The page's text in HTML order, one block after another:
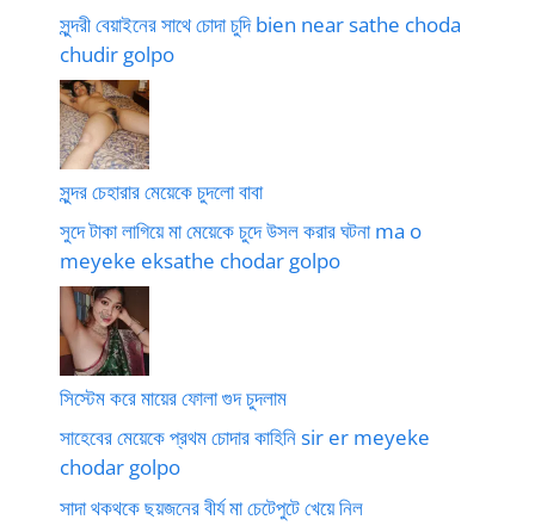
সুন্দরী বেয়াইনের সাথে চোদা চুদি bien near sathe choda
chudir golpo
সুন্দর চেহারার মেয়েকে চুদলো বাবা
সুদে টাকা লাগিয়ে মা মেয়েকে চুদে উসল করার ঘটনা ma o
meyeke eksathe chodar golpo
সিস্টেম করে মায়ের ফোলা গুদ চুদলাম
সাহেবের মেয়েকে প্রথম চোদার কাহিনি sir er meyeke
chodar golpo
সাদা থকথকে ছয়জনের বীর্য মা চেটেপুটে খেয়ে নিল